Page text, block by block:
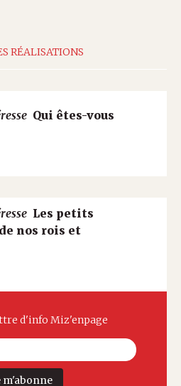
RÉALISATIONS
Qui êtes-vous
Les petits
nos rois et
d'info Miz'enpage
m'abonne